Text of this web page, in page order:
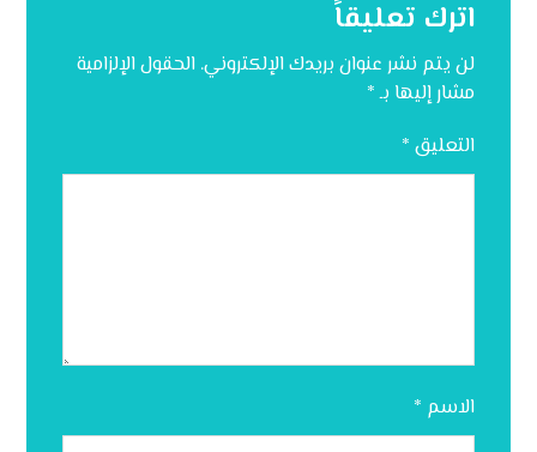
اترك تعليقاً
لن يتم نشر عنوان بريدك الإلكتروني. الحقول الإلزامية
مشار إليها بـ*
التعليق *
الاسم *